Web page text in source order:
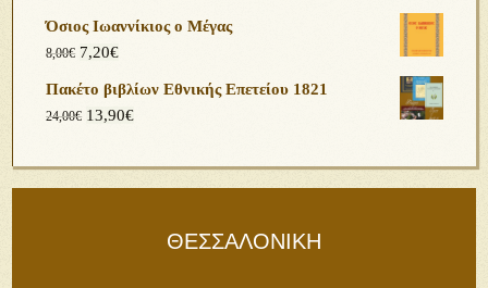
Όσιος Ιωαννίκιος ο Μέγας
8,00€ 7,20€
Πακέτο βιβλίων Εθνικής Επετείου 1821
24,00€ 13,90€
ΘΕΣΣΑΛΟΝΙΚΗ